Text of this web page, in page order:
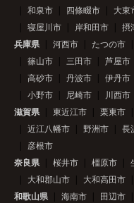
和泉市
四條畷市 大東
寝屋川市
岸和田市 摂
兵庫県
河西市 たつの市
篠山市
三田市 芦屋市
高砂市
丹波市 伊丹市
小野市
尼崎市 川西市
滋賀県
東近江市 栗東市
近江八幡市
野洲市 長
彦根市
奈良県
桜井市 橿原市
大和郡山市
大和高田市
和歌山県
海南市 田辺市